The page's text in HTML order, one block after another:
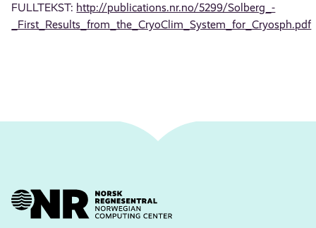
FULLTEKST: http://publications.nr.no/5299/Solberg_-
_First_Results_from_the_CryoClim_System_for_Cryosph.pdf